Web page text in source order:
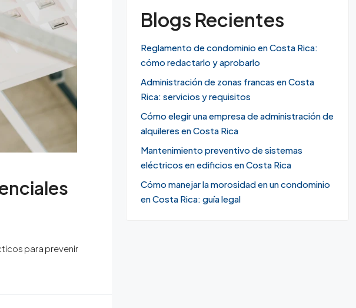
para prevenir
Blogs Recientes
Reglamento de condominio en Costa Rica:
cómo redactarlo y aprobarlo
Administración de zonas francas en Costa
Rica: servicios y requisitos
Cómo elegir una empresa de administración de
alquileres en Costa Rica
Mantenimiento preventivo de sistemas
eléctricos en edificios en Costa Rica
Cómo manejar la morosidad en un condominio
en Costa Rica: guía legal